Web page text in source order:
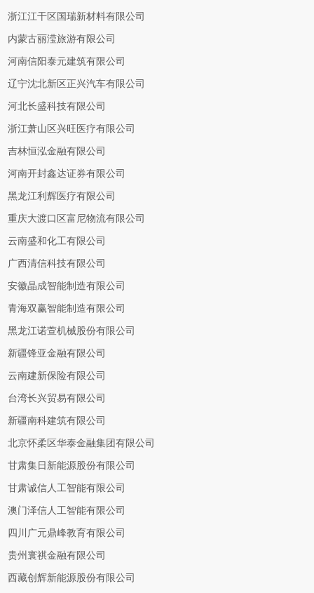
浙江江干区国瑞新材料有限公司
内蒙古丽滢旅游有限公司
河南信阳泰元建筑有限公司
辽宁沈北新区正兴汽车有限公司
河北长盛科技有限公司
浙江萧山区兴旺医疗有限公司
吉林恒泓金融有限公司
河南开封鑫达证券有限公司
黑龙江利辉医疗有限公司
重庆大渡口区富尼物流有限公司
云南盛和化工有限公司
广西清信科技有限公司
安徽晶成智能制造有限公司
青海双赢智能制造有限公司
黑龙江诺萱机械股份有限公司
新疆锋亚金融有限公司
云南建新保险有限公司
台湾长兴贸易有限公司
新疆南科建筑有限公司
北京怀柔区华泰金融集团有限公司
甘肃集日新能源股份有限公司
甘肃诚信人工智能有限公司
澳门泽信人工智能有限公司
四川广元鼎峰教育有限公司
贵州寰祺金融有限公司
西藏创辉新能源股份有限公司